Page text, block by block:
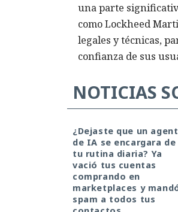
una parte
como Lockheed
legales y técnicas,
confianza de sus
NOTICIAS
¿Dejaste que un
de IA se encargara de
tu rutina diaria? Ya
vació tus cuentas
comprando en
marketplaces y
spam a todos tus